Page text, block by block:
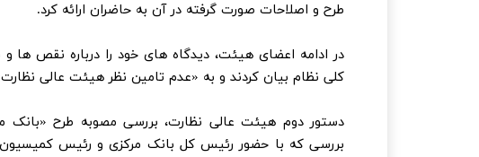
طرح و اصلاحات صورت گرفته در آن به حاضران ارائه کرد.
در ادامه اعضای هیئت، دیدگاه های خود را درباره نقص
کلی نظام بیان کردند و به «عدم تامین نظر هیئت عالی
دستور دوم هیئت عالی نظارت، بررسی مصوبه طرح «بانک
بررسی که با حضور رئیس کل بانک مرکزی و رئیس